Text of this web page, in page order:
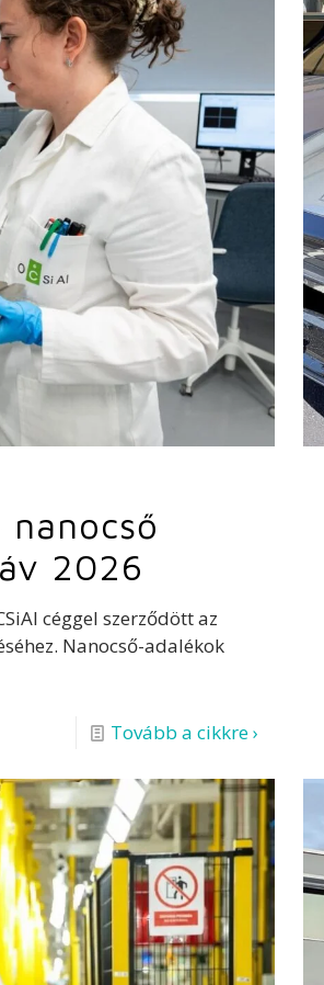
nanocső
2026
céggel szerződött az
Nanocső-adalékok
Tovább a cikkre ›